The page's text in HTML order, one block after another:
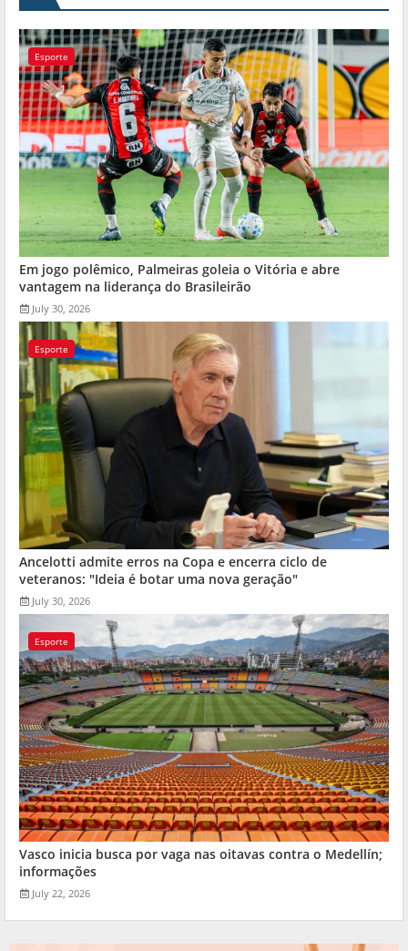
Esporte
Em jogo polêmico, Palmeiras goleia o Vitória e abre
vantagem na liderança do Brasileirão
July 30, 2026
Esporte
Ancelotti admite erros na Copa e encerra ciclo de
veteranos: "Ideia é botar uma nova geração"
July 30, 2026
Esporte
Vasco inicia busca por vaga nas oitavas contra o Medellín;
informações
July 22, 2026